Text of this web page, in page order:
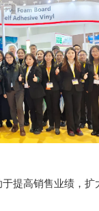
提高销售业绩，扩